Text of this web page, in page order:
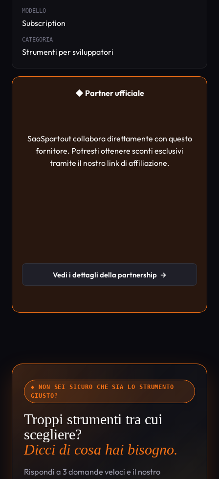
MODELLO
Subscription
CATEGORIA
Strumenti per sviluppatori
◆ Partner ufficiale
SaaSpartout collabora direttamente con questo
fornitore. Potresti ottenere sconti esclusivi
tramite il nostro link di affiliazione.
Vedi i dettagli della partnership →
◆ NON SEI SICURO CHE SIA LO STRUMENTO
GIUSTO?
Troppi strumenti tra cui
scegliere?
Dicci di cosa hai bisogno.
Rispondi a 3 domande veloci e il nostro